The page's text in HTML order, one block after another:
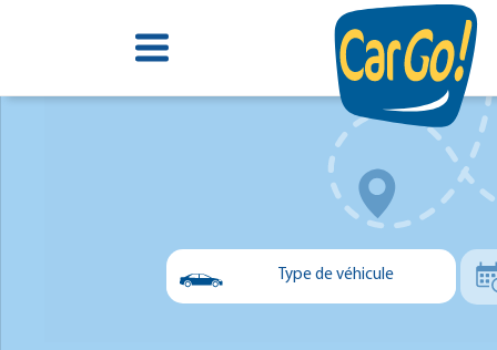
Type de véhicule